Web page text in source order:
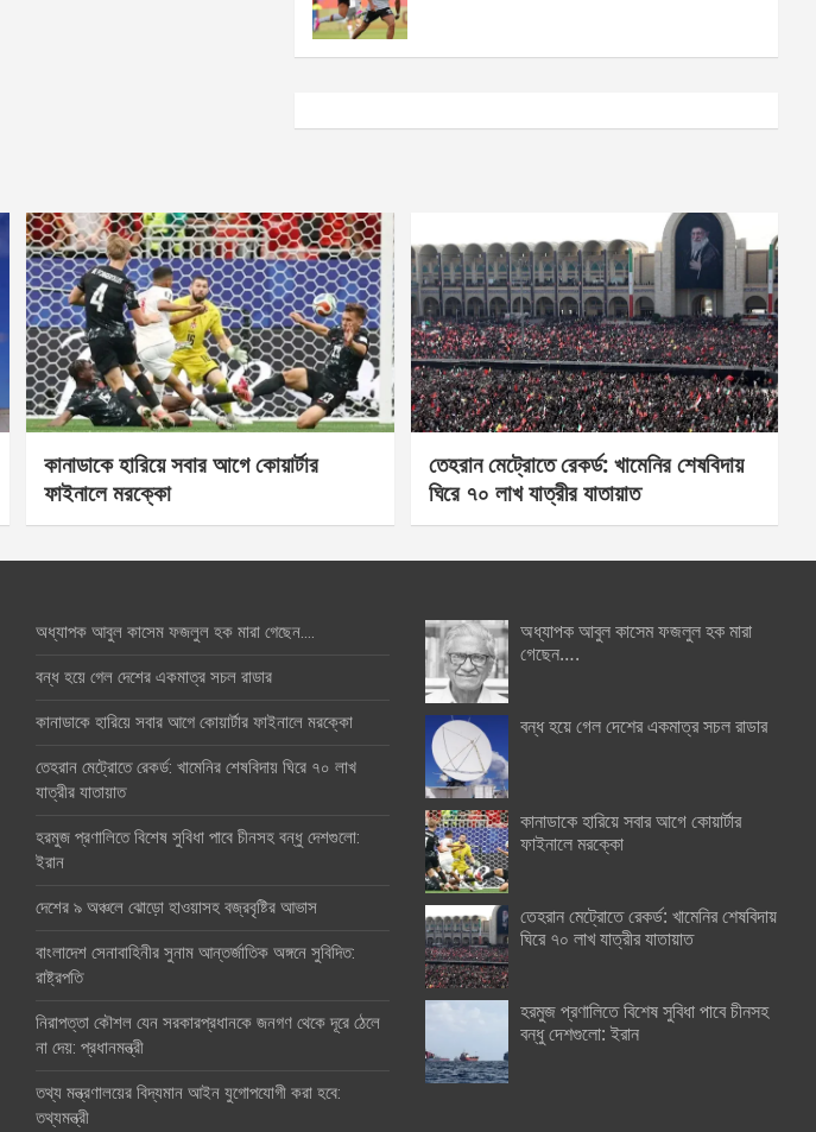
কানাডাকে হারিয়ে সবার আগে কোয়ার্টার
ফাইনালে মরক্কো
তেহরান মেট্রোতে রেকর্ড: খামেনির শেষবিদায়
ঘিরে ৭০ লাখ যাত্রীর যাতায়াত
অধ্যাপক আবুল কাসেম ফজলুল হক মারা গেছেন….
বন্ধ হয়ে গেল দেশের একমাত্র সচল রাডার
কানাডাকে হারিয়ে সবার আগে কোয়ার্টার ফাইনালে মরক্কো
তেহরান মেট্রোতে রেকর্ড: খামেনির শেষবিদায় ঘিরে ৭০ লাখ
যাত্রীর যাতায়াত
হরমুজ প্রণালিতে বিশেষ সুবিধা পাবে চীনসহ বন্ধু দেশগুলো:
ইরান
দেশের ৯ অঞ্চলে ঝোড়ো হাওয়াসহ বজ্রবৃষ্টির আভাস
বাংলাদেশ সেনাবাহিনীর সুনাম আন্তর্জাতিক অঙ্গনে সুবিদিত:
রাষ্ট্রপতি
নিরাপত্তা কৌশল যেন সরকারপ্রধানকে জনগণ থেকে দূরে ঠেলে
না দেয়: প্রধানমন্ত্রী
তথ্য মন্ত্রণালয়ের বিদ্যমান আইন যুগোপযোগী করা হবে:
তথ্যমন্ত্রী
অধ্যাপক আবুল কাসেম ফজলুল হক মারা
গেছেন….
বন্ধ হয়ে গেল দেশের একমাত্র সচল রাডার
কানাডাকে হারিয়ে সবার আগে কোয়ার্টার
ফাইনালে মরক্কো
তেহরান মেট্রোতে রেকর্ড: খামেনির শেষবিদায়
ঘিরে ৭০ লাখ যাত্রীর যাতায়াত
হরমুজ প্রণালিতে বিশেষ সুবিধা পাবে চীনসহ
বন্ধু দেশগুলো: ইরান